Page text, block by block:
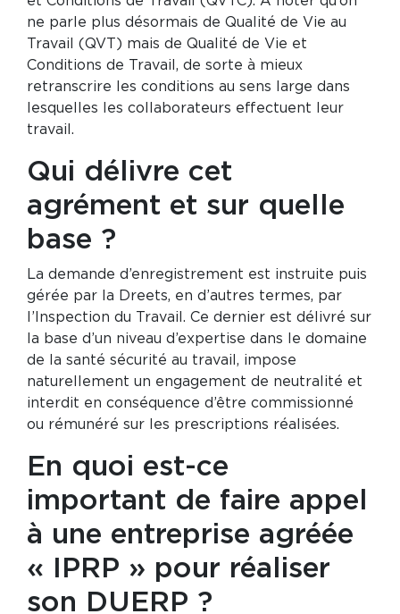
ne parle plus désormais de Qualité de Vie au
Travail (QVT) mais de Qualité de Vie et
Conditions de Travail, de sorte à mieux
retranscrire les conditions au sens large dans
lesquelles les collaborateurs effectuent leur
travail.
Qui délivre cet
agrément et sur quelle
base ?
La demande d’enregistrement est instruite puis
gérée par la Dreets, en d’autres termes, par
l’Inspection du Travail. Ce dernier est délivré sur
la base d’un niveau d’expertise dans le domaine
de la santé sécurité au travail, impose
naturellement un engagement de neutralité et
interdit en conséquence d’être commissionné
ou rémunéré sur les prescriptions réalisées.
En quoi est-ce
important de faire appel
à une entreprise agréée
« IPRP » pour réaliser
son DUERP ?